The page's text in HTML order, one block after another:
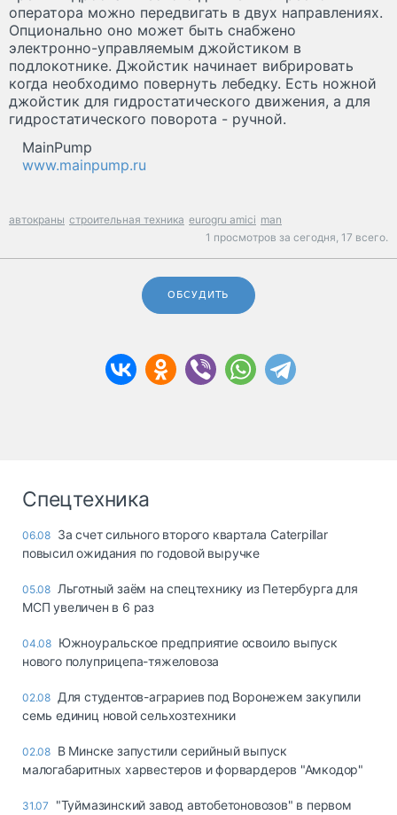
оператора можно передвигать в двух направлениях.
Опционально оно может быть снабжено
электронно-управляемым джойстиком в
подлокотнике. Джойстик начинает вибрировать
когда необходимо повернуть лебедку. Есть ножной
джойстик для гидростатического движения, а для
гидростатического поворота - ручной.
MainPump
www.mainpump.ru
автокраны строительная техника eurogru amici man
1 просмотров за сегодня, 17 всего.
ОБСУДИТЬ
Спецтехника
06.08 За счет сильного второго квартала Caterpillar
повысил ожидания по годовой выручке
05.08 Льготный заём на спецтехнику из Петербурга для
МСП увеличен в 6 раз
04.08 Южноуральское предприятие освоило выпуск
нового полуприцепа-тяжеловоза
02.08 Для студентов-аграриев под Воронежем закупили
семь единиц новой сельхозтехники
02.08 В Минске запустили серийный выпуск
малогабаритных харвестеров и форвардеров "Амкодор"
31.07
"Туймазинский завод автобетоновозов" в первом